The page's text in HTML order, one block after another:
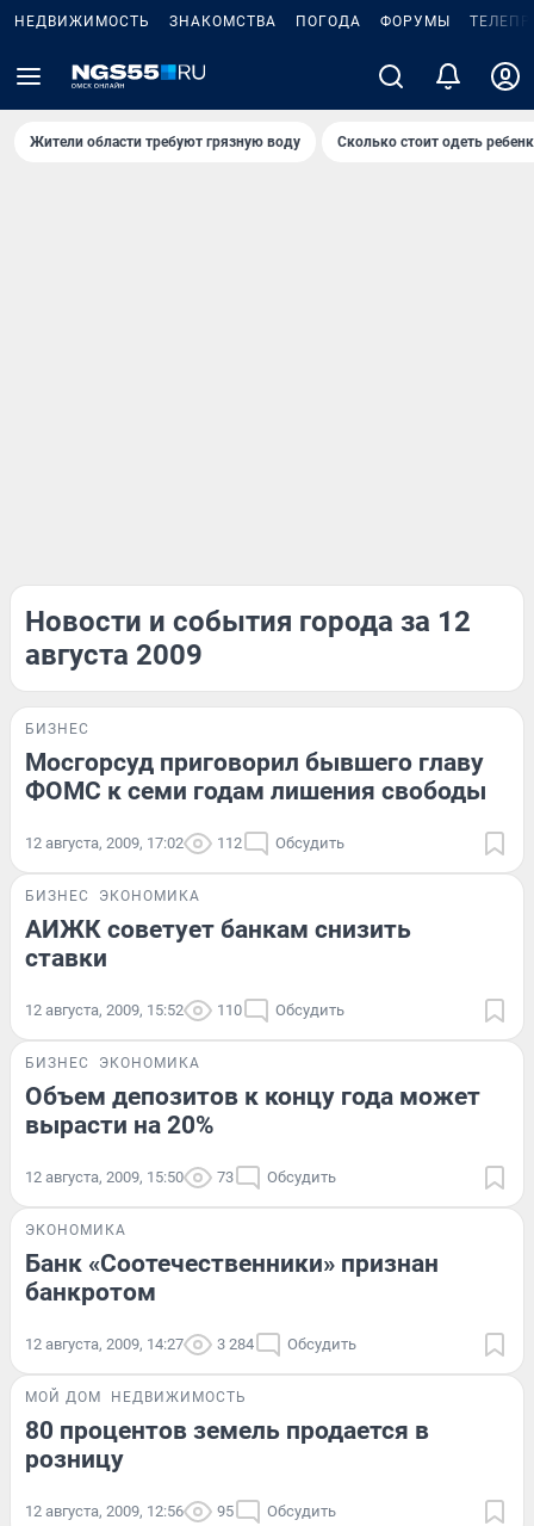
НЕДВИЖИМОСТЬ ЗНАКОМСТВА ПОГОДА ФОРУМЫ
Жители области требуют грязную воду Сколько стоит одеть
Новости и события города за 12
августа 2009
БИЗНЕС
Мосгорсуд приговорил бывшего главу
ФОМС к семи годам лишения свободы
12 августа, 2009, 17:02 112 Обсудить
БИЗНЕС ЭКОНОМИКА
АИЖК советует банкам снизить
ставки
12 августа, 2009, 15:52 110 Обсудить
БИЗНЕС ЭКОНОМИКА
Объем депозитов к концу года может
вырасти на 20%
12 августа, 2009, 15:50 73 Обсудить
ЭКОНОМИКА
Банк «Соотечественники» признан
банкротом
12 августа, 2009, 14:27 3 284 Обсудить
МОЙ ДОМ НЕДВИЖИМОСТЬ
80 процентов земель продается в
розницу
12 августа, 2009, 12:56 95 Обсудить